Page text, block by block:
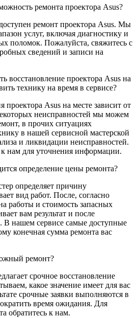
ремонта проектора Asus?
ремонт проектора Asus. Мы
услуг, включая диагностику и
поломок. Пожалуйста, свяжитесь с
сведений и записи на
восстановление проектора Asus на
технику на время в сервисе?
проектора Asus на месте зависит от
неисправностей мы можем
в прочих ситуациях
в нашей сервисной мастерской
и ликвидации неисправностей.
нам для уточнения информации.
определение цены ремонта?
определяет причину
вид работ. После, согласно
работы и стоимость запасных
вам результат и после
В нашем сервисе самые доступные
конечная сумма ремонта вас
ремонт?
срочное восстановление
какое значение имеет для вас
срочные заявки выполняются в
время ожидания. Для
обратитесь к нам.